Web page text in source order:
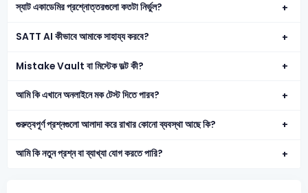
স্যাট একাডেমির প্রশ্নোত্তরগুলো কতটা নির্ভুল?
SATT AI কীভাবে আমাকে সাহায্য করবে?
Mistake Vault বা মিস্টেক ভল্ট কী?
আমি কি এখানে অনলাইনে মক টেস্ট দিতে পারব?
গুরুত্বপূর্ণ প্রশ্নগুলো আলাদা করে রাখার কোনো ব্যবস্থা আছে কি?
আমি কি নতুন প্রশ্ন বা ব্যাখ্যা যোগ করতে পারি?